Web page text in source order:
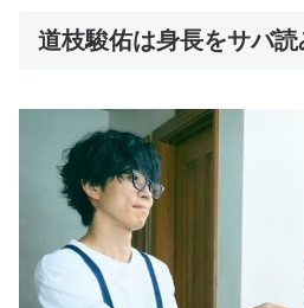
道枝駿佑は身長をサバ